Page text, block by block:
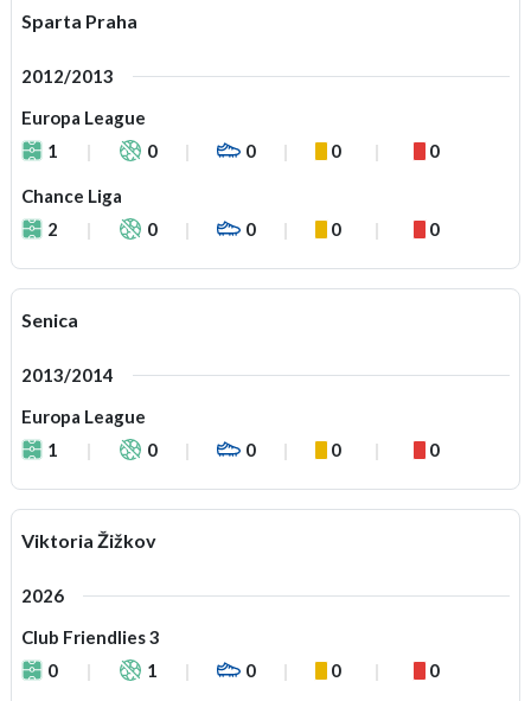
Sparta Praha
2012/2013
Europa League
1
0 0 0 0
Chance Liga
2
0 0 0 0
Senica
2013/2014
Europa League
1
0 0 0 0
Viktoria Žižkov
2026
Club Friendlies 3
0
1 0 0 0